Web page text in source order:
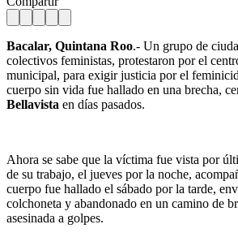
Bacalar, Quintana Roo.- Un grupo de
colectivos feministas, protestaron por el
municipal, para exigir justicia por el
cuerpo sin vida fue hallado en una brecha,
Bellavista en días pasados.
Ahora se sabe que la víctima fue vista por
de su trabajo, el jueves por la noche,
cuerpo fue hallado el sábado por la tarde,
colchoneta y abandonado en un camino de
asesinada a golpes.